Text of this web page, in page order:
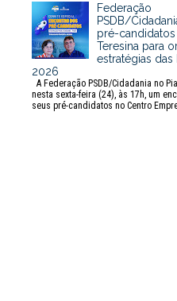
Federação
PSDB/
pré-
Teresina para
estratégias das
2026
A Federação PSDB/Cidadania no
nesta sexta-feira (24), às 17h, um
seus pré-candidatos no Centro